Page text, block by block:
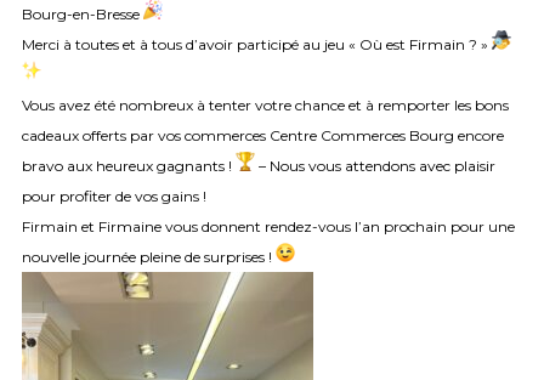
Bourg-en-Bresse
Merci à toutes et à tous d’avoir participé au jeu « Où est Firmain ? »
Vous avez été nombreux à tenter votre chance et à remporter les bons
cadeaux offerts par vos commerces Centre Commerces Bourg encore
bravo aux heureux gagnants !
– Nous vous attendons avec plaisir
pour profiter de vos gains !
Firmain et Firmaine vous donnent rendez-vous l’an prochain pour une
nouvelle journée pleine de surprises !